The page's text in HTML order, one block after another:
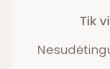
Tik